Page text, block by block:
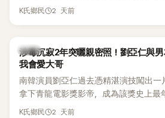
烈討論，不少看過本人的網友更直呼：「
K氏鄉民 2 天前
韓星
涉毒沉寂2年突曬親密照！劉亞仁與男
我會愛大哥
南韓演員劉亞仁過去憑精湛演技闖出一
拿下青龍電影獎影帝，成為該獎史上最
2023年爆出涉毒風波後，演藝事業受
K氏鄉民 2 天前